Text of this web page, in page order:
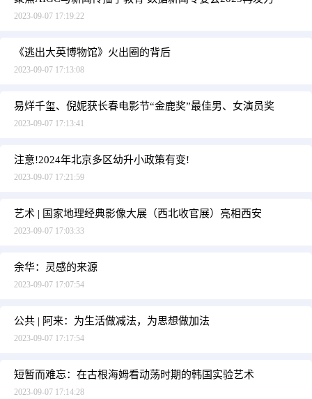
2023-09-07 17:19:22
《逃出大英博物馆》火出圈的背后
2023-09-07 17:13:08
易烊千玺、倪妮获长春电影节“金鹿奖”最佳男、女演员奖
2023-09-07 17:13:41
注意!2024年北京多区幼升小政策有变!
2023-09-07 17:21:59
艺术 | 国家地理经典影像大展（西北收官展）亮相西安
2023-09-07 17:03:33
余华：灵感的来源
2023-09-07 17:07:54
公共 | 阿来：为生活做减法，为思想做加法
2023-09-07 17:17:54
短暂而难忘：在古根海姆看动荡时期的韩国实验艺术
2023-09-07 17:14:28